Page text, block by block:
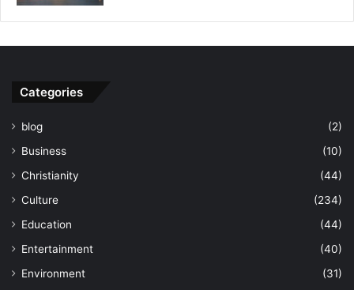
Categories
blog
(2)
Business
(10)
Christianity
(44)
Culture
(234)
Education
(44)
Entertainment
(40)
Environment
(31)